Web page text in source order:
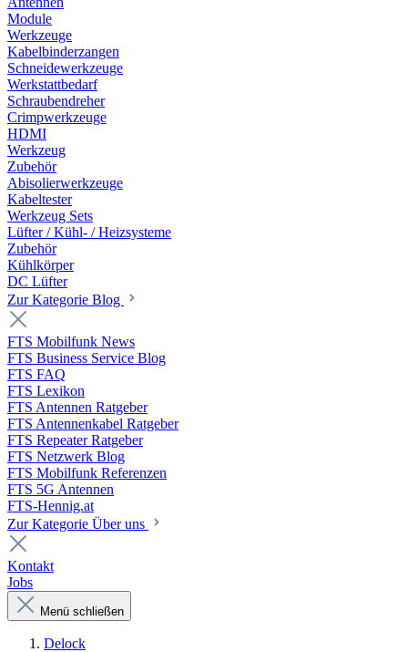
Module
Werkzeuge
Kabelbinderzangen
Schneidewerkzeuge
Werkstattbedarf
Schraubendreher
Crimpwerkzeuge
HDMI
Werkzeug
Zubehör
Abisolierwerkzeuge
Kabeltester
Werkzeug Sets
Lüfter / Kühl- / Heizsysteme
Zubehör
Kühlkörper
DC Lüfter
Zur Kategorie Blog
FTS Mobilfunk News
FTS Business Service Blog
FTS FAQ
FTS Lexikon
FTS Antennen Ratgeber
FTS Antennenkabel Ratgeber
FTS Repeater Ratgeber
FTS Netzwerk Blog
FTS Mobilfunk Referenzen
FTS 5G Antennen
FTS-Hennig.at
Zur Kategorie Über uns
Kontakt
Jobs
Menü schließen
Delock